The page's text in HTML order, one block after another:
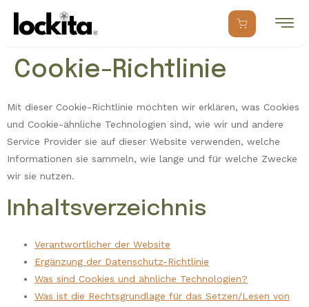
Cookie-Richtlinie
Mit dieser Cookie-Richtlinie möchten wir erklären, was Cookies
und Cookie-ähnliche Technologien sind, wie wir und andere
Service Provider sie auf dieser Website verwenden, welche
Informationen sie sammeln, wie lange und für welche Zwecke
wir sie nutzen.
Inhaltsverzeichnis
Verantwortlicher der Website
Ergänzung der Datenschutz-Richtlinie
Was sind Cookies und ähnliche Technologien?
Was ist die Rechtsgrundlage für das Setzen/Lesen von